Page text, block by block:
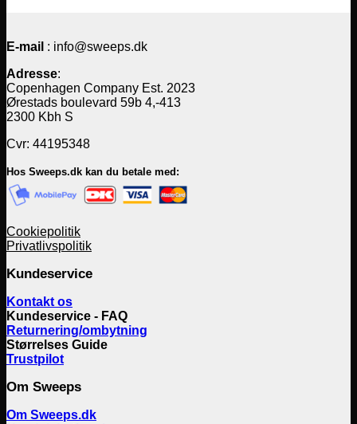
E-mail : info@sweeps.dk
Adresse:
Copenhagen Company Est. 2023
Ørestads boulevard 59b 4,-413
2300 Kbh S
Cvr: 44195348
Hos Sweeps.dk kan du betale med:
Cookiepolitik
Privatlivspolitik
Kundeservice
Kontakt os
Kundeservice - FAQ
Returnering/ombytning
Størrelses Guide
Trustpilot
Om Sweeps
Om Sweeps.dk